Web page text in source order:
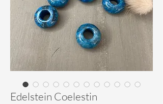
Edelstein Coelestin